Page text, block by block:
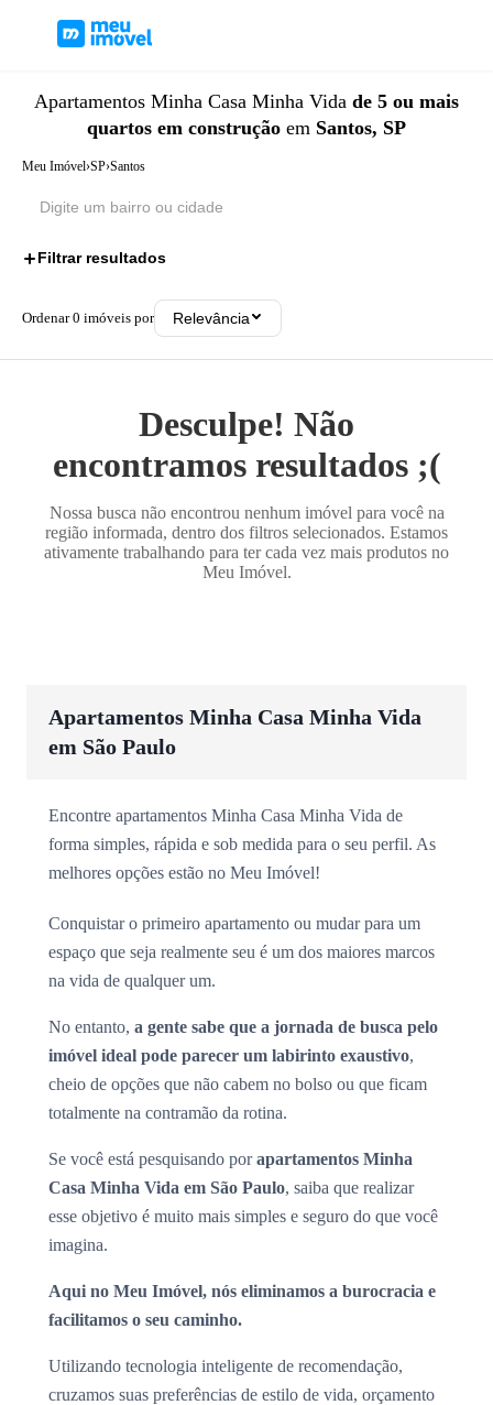
Apartamentos Minha Casa Minha Vida de 5 ou mais
quartos em construção em Santos, SP
Meu Imóvel›SP›Santos
Filtrar resultados
Ordenar0 imóveis por Relevância
Desculpe! Não
encontramos resultados ;(
Nossa busca não encontrou nenhum imóvel para você na
região informada, dentro dos filtros selecionados. Estamos
ativamente trabalhando para ter cada vez mais produtos no
Meu Imóvel.
Apartamentos Minha Casa Minha Vida
em São Paulo
Encontre apartamentos Minha Casa Minha Vida de
forma simples, rápida e sob medida para o seu perfil. As
melhores opções estão no Meu Imóvel!
Conquistar o primeiro apartamento ou mudar para um
espaço que seja realmente seu é um dos maiores marcos
na vida de qualquer um.
No entanto, a gente sabe que a jornada de busca pelo
imóvel ideal pode parecer um labirinto exaustivo,
cheio de opções que não cabem no bolso ou que ficam
totalmente na contramão da rotina.
Se você está pesquisando porapartamentos Minha
Casa Minha Vida em São Paulo, saiba que realizar
esse objetivo é muito mais simples e seguro do que você
imagina.
Aqui no Meu Imóvel, nós eliminamos a burocracia e
facilitamos o seu caminho.
Utilizando tecnologia inteligente de recomendação,
cruzamos suas preferências de estilo de vida, orçamento